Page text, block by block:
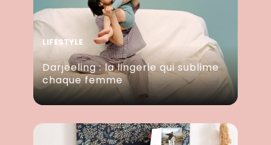
LIFESTYLE
Darjeeling : la lingerie qui sublime
chaque femme